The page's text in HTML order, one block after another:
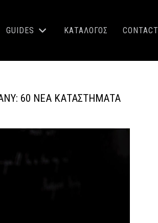
GUIDES ΚΑΤΑΛΟΓΟΣ CONTACT
60 ΝΈΑ ΚΑΤΑΣΤΉΜΑΤΑ